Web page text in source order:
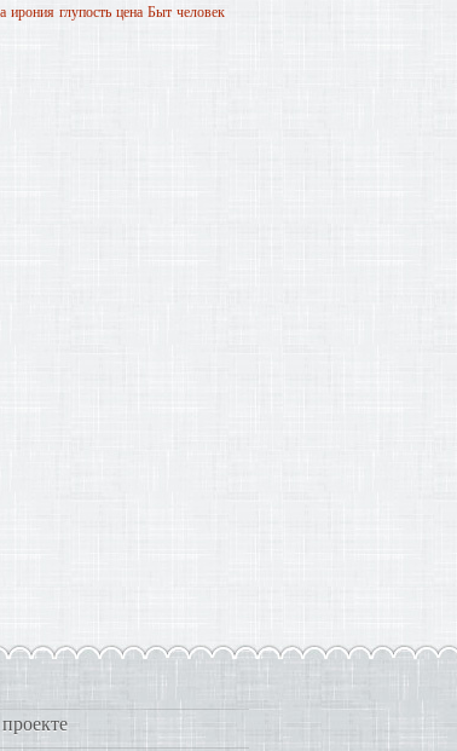
ирония глупость цена Быт человек